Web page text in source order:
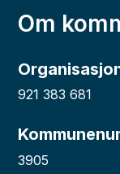
Om
921 383 681
3905